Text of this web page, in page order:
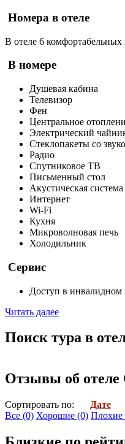
Номера в отеле
В отеле 6 комфортабельных
В номере
Душевая кабина
Телевизор
Фен
Центральное
Электрический
Стеклопакеты со
Радио
Спутниковое ТВ
Письменный стол
Акустическая система
Интернет
Wi-Fi
Кухня
Микроволновая печь
Холодильник
Сервис
Доступ в инвалидном
Читать далее
Поиск тура в
Отзывы об
Cортировать по: Дате
Все (0) Хорошие (0) Плохие